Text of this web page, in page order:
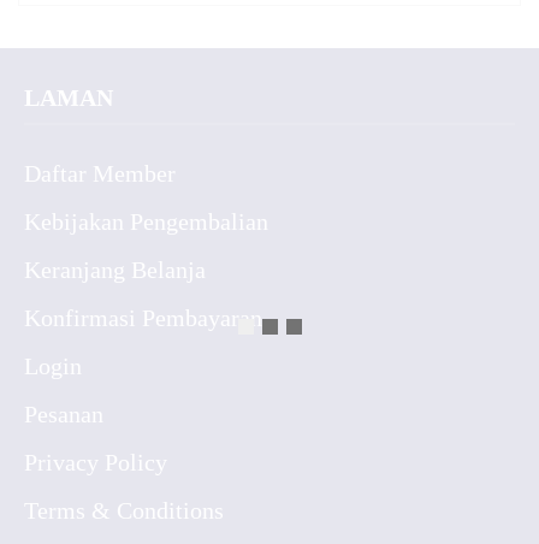
LAMAN
Daftar Member
Kebijakan Pengembalian
Keranjang Belanja
Konfirmasi Pembayaran
Login
Pesanan
Privacy Policy
Terms & Conditions